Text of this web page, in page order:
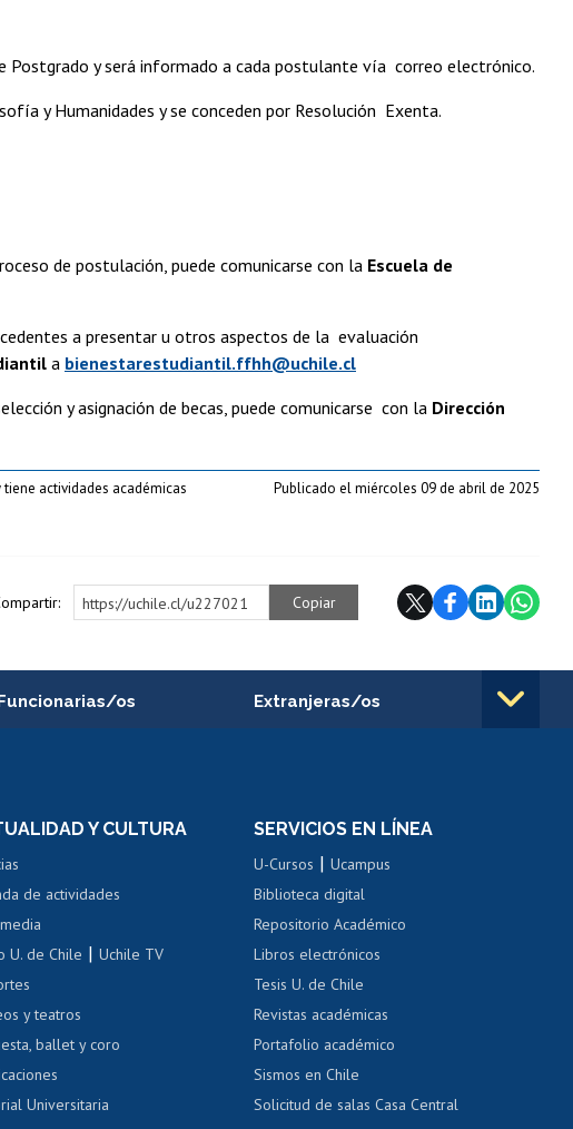
Postgrado y será informado a cada postulante vía correo electrónico.
y Humanidades y se conceden por Resolución Exenta.
de postulación, puede comunicarse con la Escuela de
a presentar u otros aspectos de la evaluación
a bienestarestudiantil.ffhh@uchile.cl
y asignación de becas, puede comunicarse con la Dirección
actividades académicas
Publicado el miércoles 09 de abril de 2025
https://uchile.cl/u227021 Copiar
Funcionarias/os
de movilidad interna
de renta
de renta
Extranjeras/os
Cursos de español
laboral, sexual y violencia Denuncias administrativas
Y CULTURA
de actividades
U. de Chile |Uchile TV
y teatros
ballet y coro
Universitaria
SERVICIOS EN LÍNEA
U-Cursos |Ucampus
Biblioteca digital
Repositorio Académico
Libros electrónicos
Tesis U. de Chile
Revistas académicas
Portafolio académico
Sismos en Chile
Solicitud de salas Casa Central